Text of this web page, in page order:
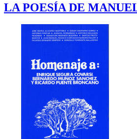
LA POESÍA DE